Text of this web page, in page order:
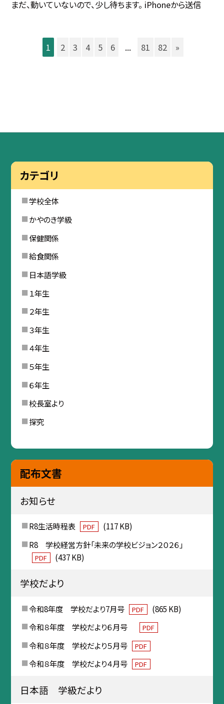
まだ、動いていないので、少し待ちます。 iPhoneから送信
1 2 3 4 5 6 ... 81 82 »
カテゴリ
学校全体
かやのき学級
保健関係
給食関係
日本語学級
１年生
２年生
３年生
４年生
５年生
６年生
校長室より
探究
配布文書
お知らせ
R8生活時程表 PDF
(117 KB)
R8 学校経営方針「未来の学校ビジョン２０２６」
PDF (437 KB)
学校だより
令和8年度 学校だより7月号 PDF
(865 KB)
令和８年度 学校だより６月号
PDF
令和８年度 学校だより５月号 PDF
令和８年度 学校だより４月号 PDF
日本語 学級だより